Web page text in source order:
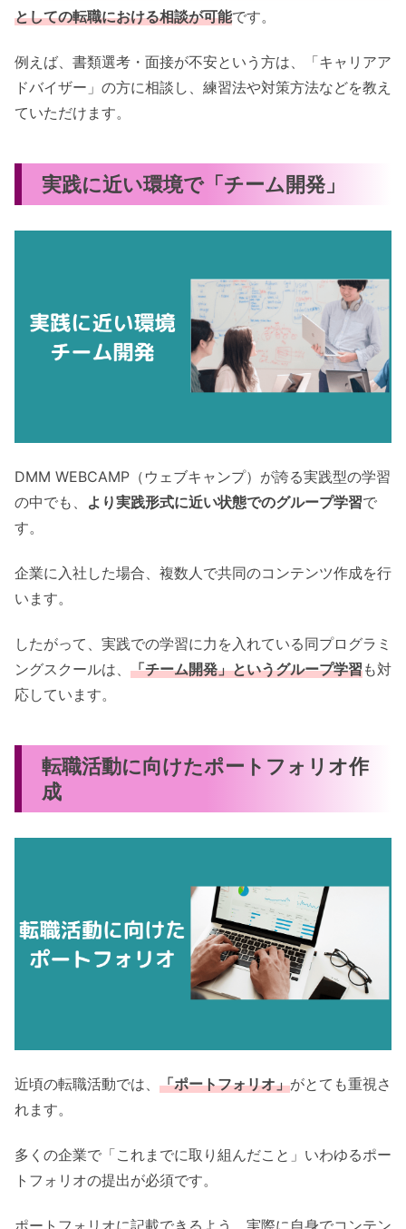
としての転職における相談が可能です。
例えば、書類選考・面接が不安という方は、「キャリアア
ドバイザー」の方に相談し、練習法や対策方法などを教え
ていただけます。
実践に近い環境で「チーム開発」
DMM WEBCAMP（ウェブキャンプ）が誇る実践型の学習
の中でも、 より実践形式に近い状態でのグループ学習で
す。
企業に入社した場合、複数人で共同のコンテンツ作成を行
います。
したがって、実践での学習に力を入れている同プログラミ
ングスクールは、 「チーム開発」というグループ学習も対
応しています。
転職活動に向けたポートフォリオ作
成
近頃の転職活動では、 「ポートフォリオ」がとても重視さ
れます。
多くの企業で「これまでに取り組んだこと」いわゆるポー
トフォリオの提出が必須です。